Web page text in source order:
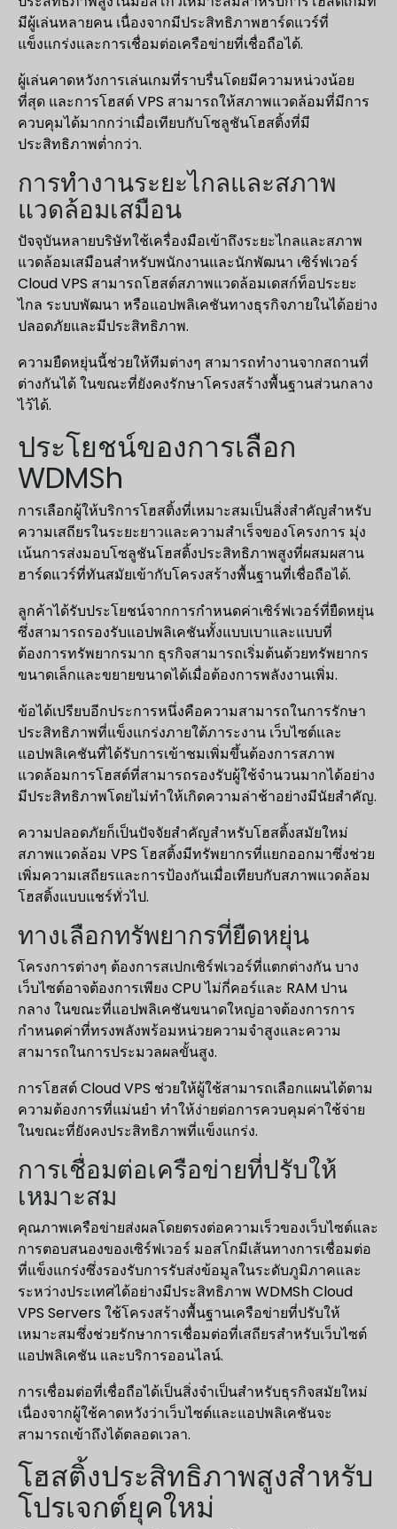
มีผู้เล่นหลายคน เนื่องจากมีประสิทธิภาพฮาร์ดแวร์ที่
แข็งแกร่งและการเชื่อมต่อเครือข่ายที่เชื่อถือได้.
ผู้เล่นคาดหวังการเล่นเกมที่ราบรื่นโดยมีความหน่วงน้อย
ที่สุด และการโฮสต์ VPS สามารถให้สภาพแวดล้อมที่มีการ
ควบคุมได้มากกว่าเมื่อเทียบกับโซลูชันโฮสติ้งที่มี
ประสิทธิภาพต่ำกว่า.
การทำงานระยะไกลและสภาพ
แวดล้อมเสมือน
ปัจจุบันหลายบริษัทใช้เครื่องมือเข้าถึงระยะไกลและสภาพ
แวดล้อมเสมือนสำหรับพนักงานและนักพัฒนา เซิร์ฟเวอร์
Cloud VPS สามารถโฮสต์สภาพแวดล้อมเดสก์ท็อประยะ
ไกล ระบบพัฒนา หรือแอปพลิเคชันทางธุรกิจภายในได้อย่าง
ปลอดภัยและมีประสิทธิภาพ.
ความยืดหยุ่นนี้ช่วยให้ทีมต่างๆ สามารถทำงานจากสถานที่
ต่างกันได้ ในขณะที่ยังคงรักษาโครงสร้างพื้นฐานส่วนกลาง
ไว้ได้.
ประโยชน์ของการเลือก
WDMSh
การเลือกผู้ให้บริการโฮสติ้งที่เหมาะสมเป็นสิ่งสำคัญสำหรับ
ความเสถียรในระยะยาวและความสำเร็จของโครงการ มุ่ง
เน้นการส่งมอบโซลูชันโฮสติ้งประสิทธิภาพสูงที่ผสมผสาน
ฮาร์ดแวร์ที่ทันสมัยเข้ากับโครงสร้างพื้นฐานที่เชื่อถือได้.
ลูกค้าได้รับประโยชน์จากการกำหนดค่าเซิร์ฟเวอร์ที่ยืดหยุ่น
ซึ่งสามารถรองรับแอปพลิเคชันทั้งแบบเบาและแบบที่
ต้องการทรัพยากรมาก ธุรกิจสามารถเริ่มต้นด้วยทรัพยากร
ขนาดเล็กและขยายขนาดได้เมื่อต้องการพลังงานเพิ่ม.
ข้อได้เปรียบอีกประการหนึ่งคือความสามารถในการรักษา
ประสิทธิภาพที่แข็งแกร่งภายใต้ภาระงาน เว็บไซต์และ
แอปพลิเคชันที่ได้รับการเข้าชมเพิ่มขึ้นต้องการสภาพ
แวดล้อมการโฮสต์ที่สามารถรองรับผู้ใช้จำนวนมากได้อย่าง
มีประสิทธิภาพโดยไม่ทำให้เกิดความล่าช้าอย่างมีนัยสำคัญ.
ความปลอดภัยก็เป็นปัจจัยสำคัญสำหรับโฮสติ้งสมัยใหม่
สภาพแวดล้อม VPS โฮสติ้งมีทรัพยากรที่แยกออกมาซึ่งช่วย
เพิ่มความเสถียรและการป้องกันเมื่อเทียบกับสภาพแวดล้อม
โฮสติ้งแบบแชร์ทั่วไป.
ทางเลือกทรัพยากรที่ยืดหยุ่น
โครงการต่างๆ ต้องการสเปกเซิร์ฟเวอร์ที่แตกต่างกัน บาง
เว็บไซต์อาจต้องการเพียง CPU ไม่กี่คอร์และ RAM ปาน
กลาง ในขณะที่แอปพลิเคชันขนาดใหญ่อาจต้องการการ
กำหนดค่าที่ทรงพลังพร้อมหน่วยความจำสูงและความ
สามารถในการประมวลผลขั้นสูง.
การโฮสต์ Cloud VPS ช่วยให้ผู้ใช้สามารถเลือกแผนได้ตาม
ความต้องการที่แม่นยำ ทำให้ง่ายต่อการควบคุมค่าใช้จ่าย
ในขณะที่ยังคงประสิทธิภาพที่แข็งแกร่ง.
การเชื่อมต่อเครือข่ายที่ปรับให้
เหมาะสม
คุณภาพเครือข่ายส่งผลโดยตรงต่อความเร็วของเว็บไซต์และ
การตอบสนองของเซิร์ฟเวอร์ มอสโกมีเส้นทางการเชื่อมต่อ
ที่แข็งแกร่งซึ่งรองรับการรับส่งข้อมูลในระดับภูมิภาคและ
ระหว่างประเทศได้อย่างมีประสิทธิภาพ WDMSh Cloud
VPS Servers ใช้โครงสร้างพื้นฐานเครือข่ายที่ปรับให้
เหมาะสมซึ่งช่วยรักษาการเชื่อมต่อที่เสถียรสำหรับเว็บไซต์
แอปพลิเคชัน และบริการออนไลน์.
การเชื่อมต่อที่เชื่อถือได้เป็นสิ่งจำเป็นสำหรับธุรกิจสมัยใหม่
เนื่องจากผู้ใช้คาดหวังว่าเว็บไซต์และแอปพลิเคชันจะ
สามารถเข้าถึงได้ตลอดเวลา.
โฮสติ้งประสิทธิภาพสูงสำหรับ
โปรเจกต์ยุคใหม่